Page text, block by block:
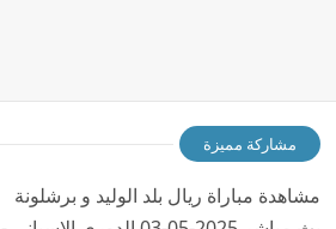
مشاركة مميزة
مشاهدة مباراة ريال بلد الوليد و برشلونة